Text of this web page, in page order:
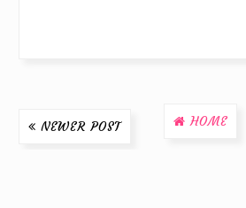
NEWER POST HOME